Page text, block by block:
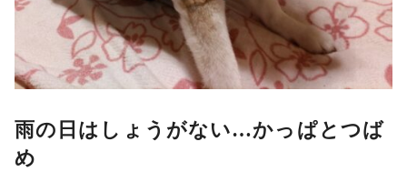
雨の日はしょうがない…かっぱとつば
め